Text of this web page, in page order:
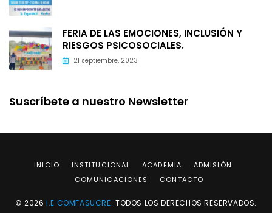
FERIA DE LAS EMOCIONES, INCLUSIÓN Y
RIESGOS PSICOSOCIALES.
21 septiembre, 2023
Suscríbete a nuestro Newsletter
INICIO INSTITUCIONAL ACADEMIA
ADMISIÓN
COMUNICACIONES
CONTACTO
© 2026I.E COMFASUCRE. TODOS LOS DERECHOS RESERVADOS.